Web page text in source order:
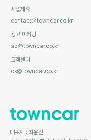
사업제휴
contact@towncar.co.kr
광고 마케팅
ad@towncar.co.kr
고객센터
cs@towncar.co.kr
대표자 : 최윤진